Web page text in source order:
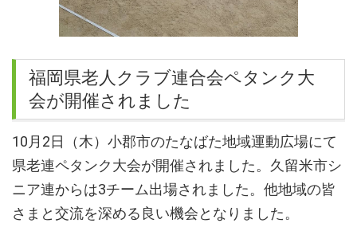
福岡県老人クラブ連合会ペタンク大
会が開催されました
10月2日（木）小郡市のたなばた地域運動広場にて
県老連ペタンク大会が開催されました。久留米市シ
ニア連からは3チーム出場されました。他地域の皆
さまと交流を深める良い機会となりました。